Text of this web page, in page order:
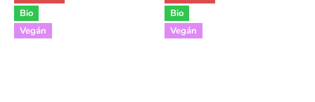
Bio
Vegán
Bio
Vegán